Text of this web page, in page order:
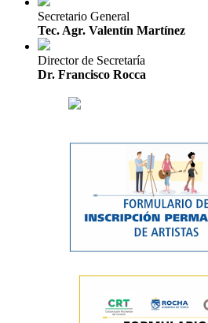
Secretario General
Tec. Agr. Valentín Martínez
Director de Secretaría
Dr. Francisco Rocca